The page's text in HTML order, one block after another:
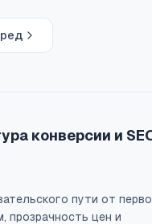
конверсии и
пути от
прозрачность цен и